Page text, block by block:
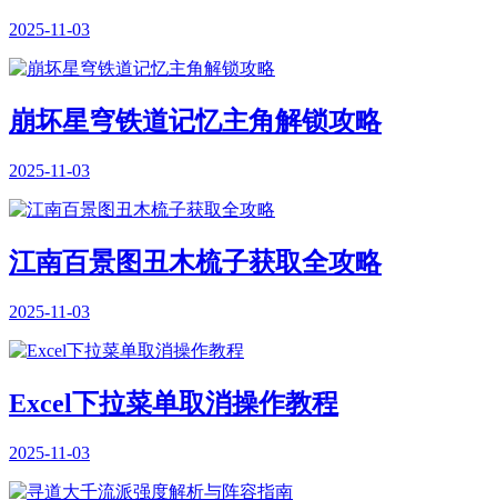
2025-11-03
崩坏星穹铁道记忆主角解锁攻略
2025-11-03
江南百景图丑木梳子获取全攻略
2025-11-03
Excel下拉菜单取消操作教程
2025-11-03